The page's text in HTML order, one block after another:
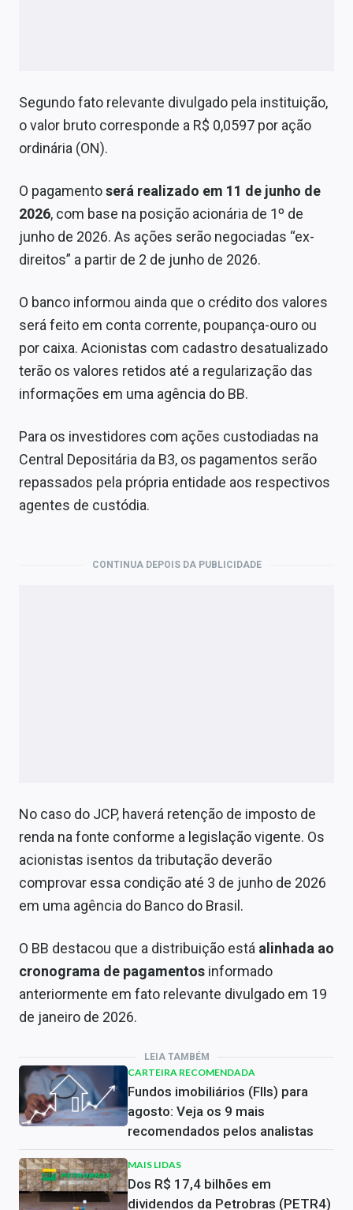
Conteúdo de Marca
Expediente
Contato
Segundo fato relevante divulgado pela instituição,
o valor bruto corresponde a R$ 0,0597 por ação
ordinária (ON).
O pagamentoserá realizado em 11 de junho de
2026, com base na posição acionária de 1º de
junho de 2026. As ações serão negociadas “ex-
direitos” a partir de 2 de junho de 2026.
O banco informou ainda que o crédito dos valores
será feito em conta corrente, poupança-ouro ou
por caixa. Acionistas com cadastro desatualizado
terão os valores retidos até a regularização das
informações em uma agência do BB.
Para os investidores com ações custodiadas na
Central Depositária da B3, os pagamentos serão
repassados pela própria entidade aos respectivos
agentes de custódia.
CONTINUA DEPOIS DA PUBLICIDADE
No caso do JCP, haverá retenção de imposto de
renda na fonte conforme a legislação vigente. Os
acionistas isentos da tributação deverão
comprovar essa condição até 3 de junho de 2026
em uma agência do Banco do Brasil.
O BB destacou que a distribuição está alinhada ao
cronograma de pagamentos informado
anteriormente em fato relevante divulgado em 19
de janeiro de 2026.
LEIA TAMBÉM
CARTEIRA RECOMENDADA
Fundos imobiliários (FIIs) para
agosto: Veja os 9 mais
recomendados pelos analistas
MAIS LIDAS
Dos R$ 17,4 bilhões em
dividendos da Petrobras (PETR4)